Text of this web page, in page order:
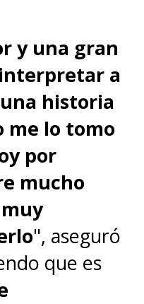
y una gran
a
historia
me lo tomo
por
mucho
", aseguró
que es